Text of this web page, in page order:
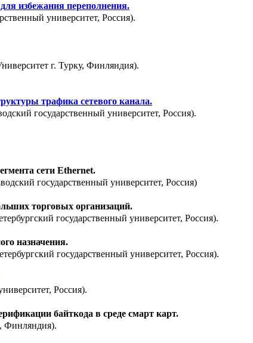
избежания переполнения.
университет, Россия).
г. Турку, Финляндия).
трафика сетевого канала.
государственный университет, Россия).
сети Ethernet.
государственный университет, Россия)
торговых организаций.
государственный университет, Россия).
назначения.
государственный университет, Россия).
Россия).
байткода в среде смарт карт.
Финляндия).